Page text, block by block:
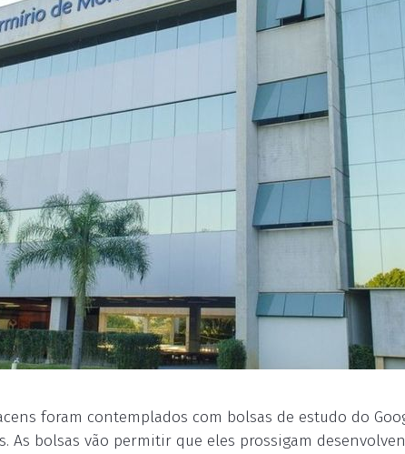
foram contemplados com bolsas de estudo do
As bolsas vão permitir que eles prossigam